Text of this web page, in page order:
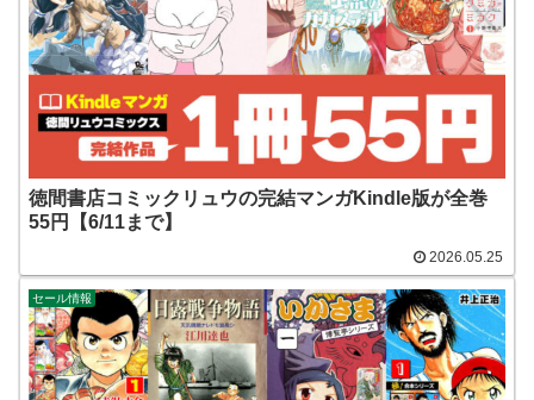
徳間書店コミックリュウの完結マンガKindle版が全巻
55円【6/11まで】
2026.05.25
セール情報